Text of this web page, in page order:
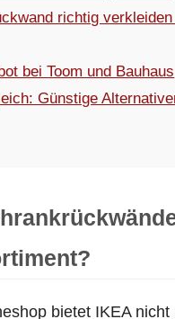
richtig
bei Toom und Bauhaus
Günstige
bietet IKEA nicht